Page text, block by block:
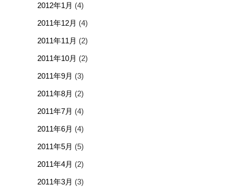
2012年1月 (4)
2011年12月 (4)
2011年11月 (2)
2011年10月 (2)
2011年9月 (3)
2011年8月 (2)
2011年7月 (4)
2011年6月 (4)
2011年5月 (5)
2011年4月 (2)
2011年3月 (3)